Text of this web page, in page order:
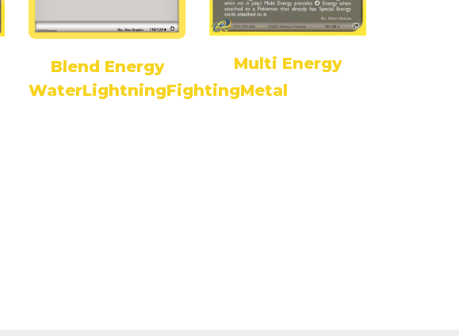
Blend Energy
WaterLightningFightingMetal
Multi Energy